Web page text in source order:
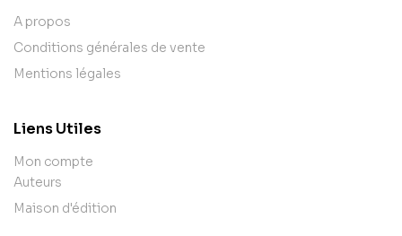
A propos
Conditions générales de vente
Mentions légales
Liens Utiles
Mon compte
Auteurs
Maison d'édition